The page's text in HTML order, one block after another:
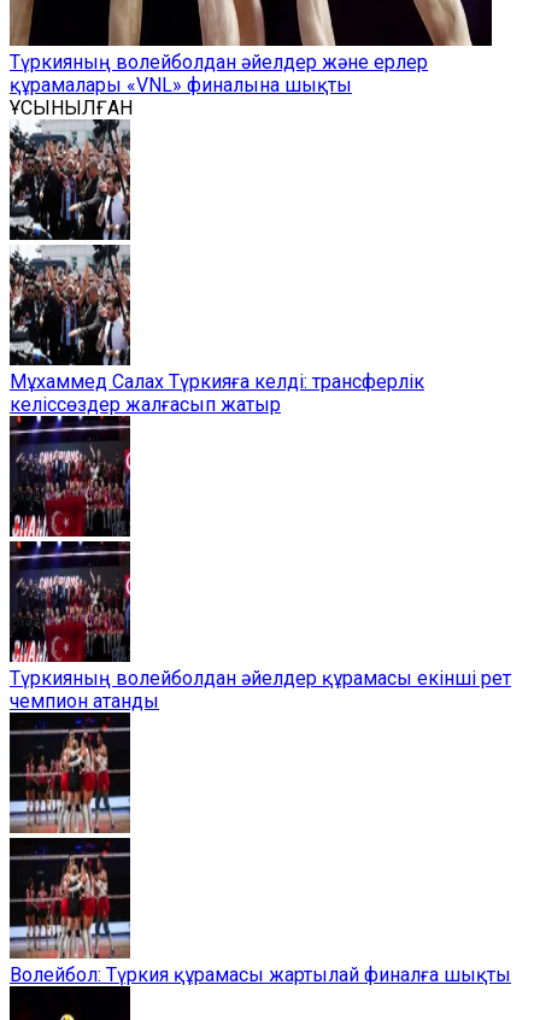
Түркияның волейболдан әйелдер және ерлер
құрамалары «VNL» финалына шықты
ҰСЫНЫЛҒАН
Мұхаммед Салах Түркияға келді: трансферлік
келіссөздер жалғасып жатыр
Түркияның волейболдан әйелдер құрамасы екінші рет
чемпион атанды
Волейбол: Түркия құрамасы жартылай финалға шықты